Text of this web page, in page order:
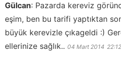
Gülcan: Pazarda kereviz
eşim, ben bu tarifi yaptıktan
büyük kerevizle çıkageldi :)
ellerinize sağlık.. 04 Mart 2014 22:12